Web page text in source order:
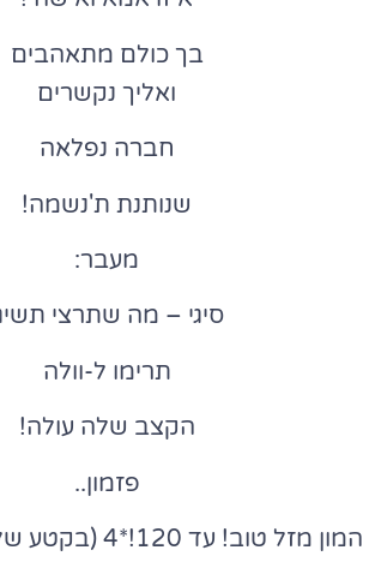
בך כולם מתאהבים
ואליך נקשרים
חברה נפלאה
שנותנת ת'נשמה!
מעבר:
סיגי – מה שתרצי
תרימו ל-וולה
הקצב שלה עולה!
פזמון..
המון מזל טוב! עד 120!*4 (בקטע של העם דורש…)